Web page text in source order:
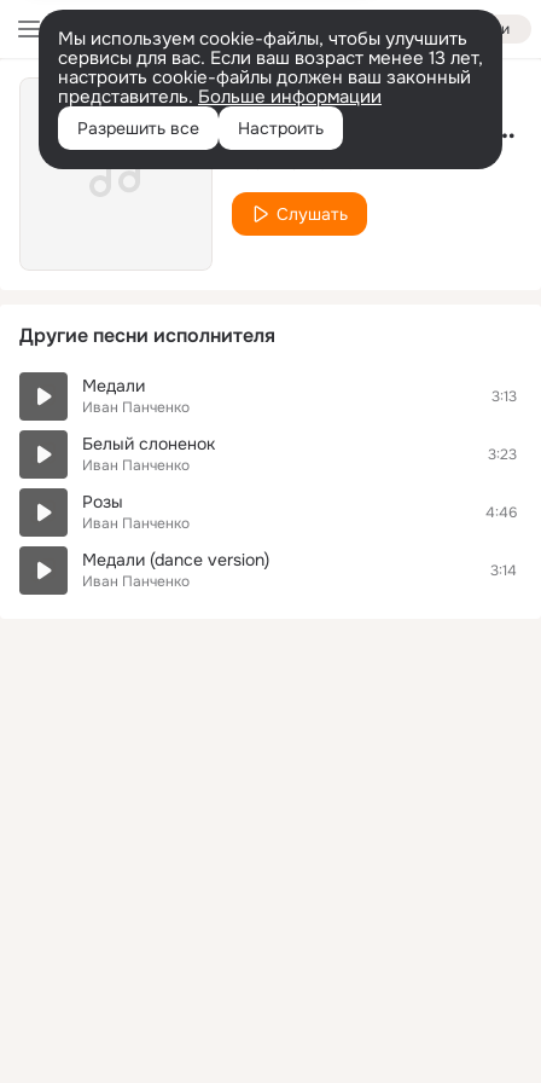
Войти
Мы используем cookie-файлы, чтобы улучшить
сервисы для вас. Если ваш возраст менее 13 лет,
настроить cookie-файлы должен ваш законный
представитель. Больше информации
Разрешить все Настроить Большие девочки не плачут
Слушать
Другие песни исполнителя
Медали
Иван Панченко
3:13
Белый слоненок
Иван Панченко
3:23
Розы
Иван Панченко
4:46
Медали (dance version)
Иван Панченко
3:14